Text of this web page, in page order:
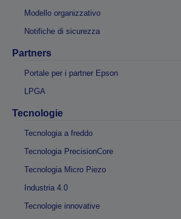
Modello organizzativo
Notifiche di sicurezza
Partners
Portale per i partner Epson
LPGA
Tecnologie
Tecnologia a freddo
Tecnologia PrecisionCore
Tecnologia Micro Piezo
Industria 4.0
Tecnologie innovative